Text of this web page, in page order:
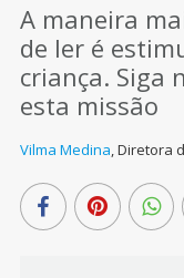
A maneira
de ler é
criança. Siga
esta missão
Vilma Medina,Diretora